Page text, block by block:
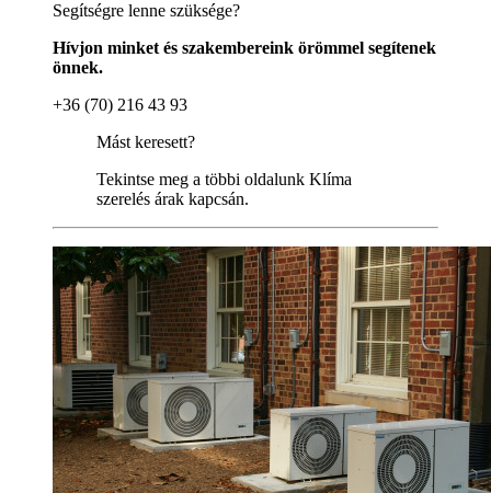
Segítségre lenne szüksége?
Hívjon minket és szakembereink örömmel segítenek
önnek.
+36 (70) 216 43 93
Mást keresett?
Tekintse meg a többi oldalunk Klíma
szerelés árak kapcsán.